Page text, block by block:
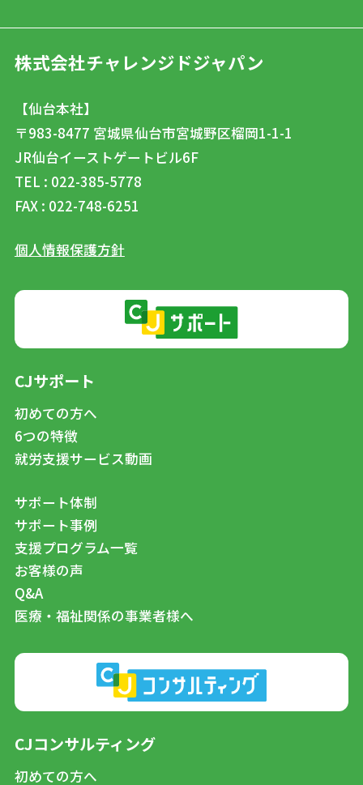
株式会社チャレンジドジャパン
【仙台本社】
〒983-8477 宮城県仙台市宮城野区榴岡1-1-1
JR仙台イーストゲートビル6F
TEL : 022-385-5778
FAX : 022-748-6251
個人情報保護方針
CJサポート
初めての方へ
6つの特徴
就労支援サービス動画
サポート体制
サポート事例
支援プログラム一覧
お客様の声
Q&A
医療・福祉関係の事業者様へ
CJコンサルティング
初めての方へ